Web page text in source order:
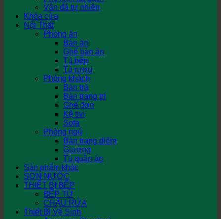
Vân đá tự nhiên
Khóa cửa
Nội Thất
Phòng ăn
Bàn ăn
Ghế bàn ăn
Tủ bếp
Tủ rượu
Phòng khách
Bàn trà
Bàn trang trí
Ghế đơn
Kệ tivi
Sofa
Phòng ngủ
Bàn trang điểm
Giường
Tủ quần áo
Sản phẩm khác
SƠN NƯỚC
THIẾT BỊ BẾP
BẾP TỪ
CHẬU RỬA
Thiết Bị Vệ Sinh